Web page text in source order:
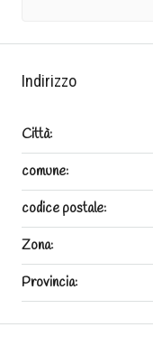
Indirizzo
Città:
comune:
codice postale:
Zona:
Provincia: